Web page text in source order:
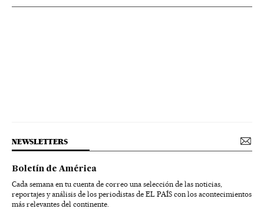
NEWSLETTERS
Boletín de América
Cada semana en tu cuenta de correo una selección de las noticias,
reportajes y análisis de los periodistas de EL PAÍS con los acontecimientos
más relevantes del continente.